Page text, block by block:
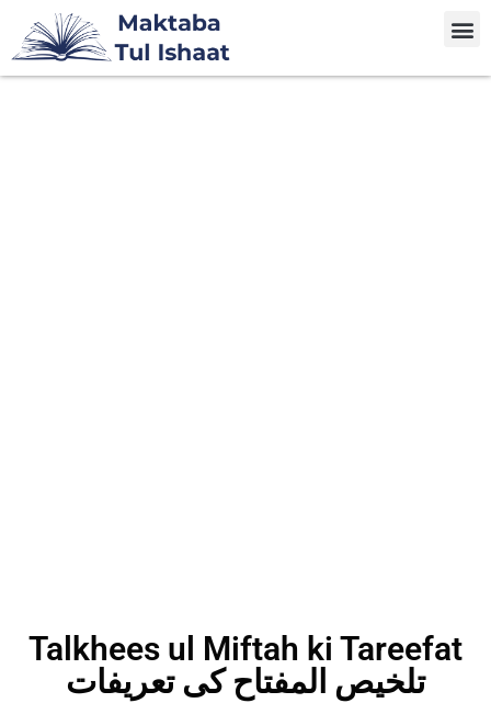
Talkhees ul Miftah ki Tareefat
تلخیص المفتاح کی تعریفات